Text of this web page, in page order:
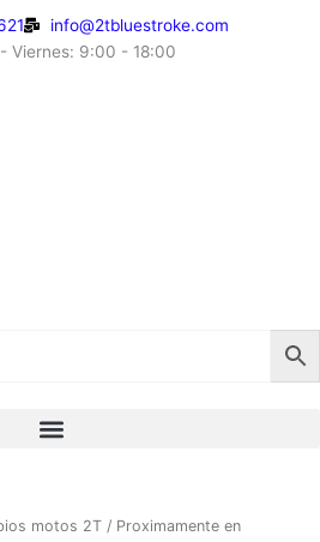
info@2tbluestroke.com
Viernes: 9:00 - 18:00
motos 2T / Proximamente en